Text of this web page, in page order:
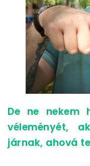
De ne nekem
véleményét,
járnak, ahová